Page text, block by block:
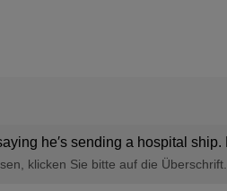
he′s sending a hospital
klicken Sie bitte auf die Überschrift...